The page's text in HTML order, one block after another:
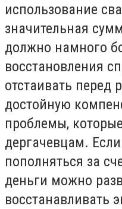
использование
значительная
должно намного
восстановления
отстаивать перед
достойную
проблемы,
дергачевцам.
пополняться за
деньги можно
восстанавливать